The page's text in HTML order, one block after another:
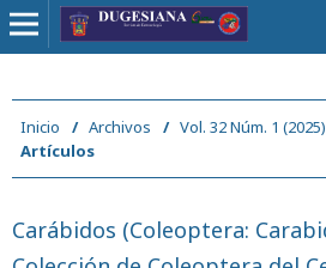
Inicio / Archivos / Vol. 32 Núm. 1
Artículos
Carábidos (Coleoptera: